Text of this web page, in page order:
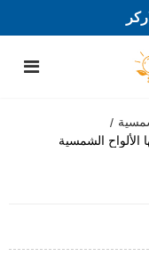
/
الشمسية